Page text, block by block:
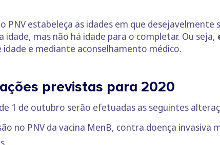
PNV estabeleça as idades em que
idade, mas não há idade para o completar. Ou seja,
idade e mediante aconselhamento médico.
previstas para 2020
1 de outubro serão efetuadas as seguintes
no PNV da vacina MenB, contra doença